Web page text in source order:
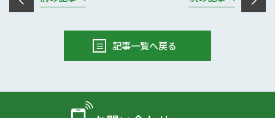
記事一覧へ戻る